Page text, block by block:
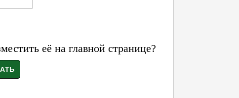
её на главной странице?